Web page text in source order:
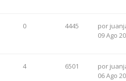
0 4445 por
09 Ago
4 6501 por
06 Ago